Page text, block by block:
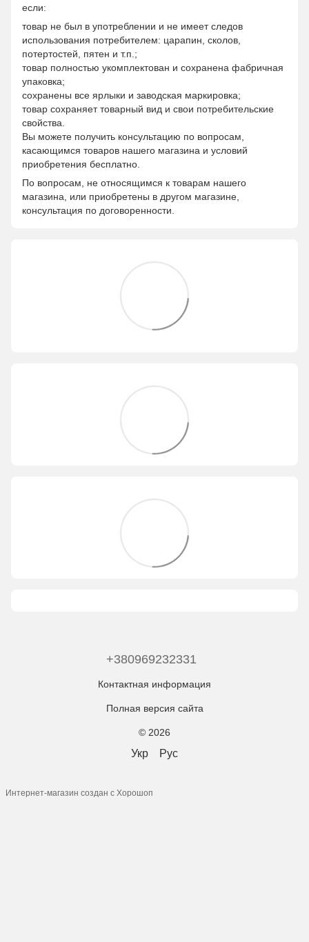
если:
товар не был в употреблении и не имеет следов
использования потребителем: царапин, сколов,
потертостей, пятен и т.п.;
товар полностью укомплектован и сохранена фабричная
упаковка;
сохранены все ярлыки и заводская маркировка;
товар сохраняет товарный вид и свои потребительские
свойства.
Вы можете получить консультацию по вопросам,
касающимся товаров нашего магазина и условий
приобретения бесплатно.
По вопросам, не относящимся к товарам нашего
магазина, или приобретены в другом магазине,
консультация по договоренности.
+380969232331
Контактная информация
Полная версия сайта
© 2026
Укр Рус
Интернет-магазин создан с Хорошоп